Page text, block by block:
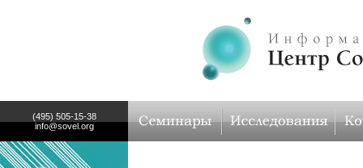
(495) 505-15-38
info@sovel.org